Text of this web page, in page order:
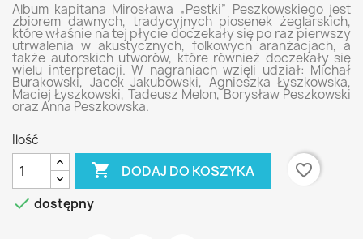
Album kapitana Mirosława „Pestki” Peszkowskiego jest
zbiorem dawnych, tradycyjnychpiosenek żeglarskich,
które właśnie na tej płycie doczekały się po raz pierwszy
utrwalenia w akustycznych, folkowych aranżacjach, a
także autorskich utworów, które również doczekały się
wielu interpretacji. W nagraniach wzięli udział: Michał
Burakowski, Jacek Jakubowski, Agnieszka Łyszkowska,
Maciej Łyszkowski, Tadeusz Melon, Borysław Peszkowski
oraz Anna Peszkowska.
Ilość
 DODAJ DO KOSZYKA
favorite_border
 dostępny